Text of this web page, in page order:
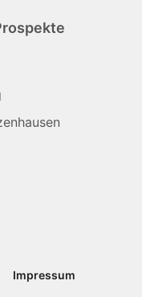
Impressum